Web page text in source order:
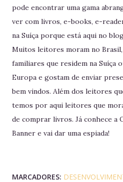
pode encontrar uma gama
ver com livros, e-books, e-
na Suíça porque está aqui no
Muitos leitores moram no
familiares que residem na Suíça
Europa e gostam de enviar
bem vindos. Além dos leitores
temos por aqui leitores que
de comprar livros. Já conhece a
Banner e vai dar uma espiada!
MARCADORES: